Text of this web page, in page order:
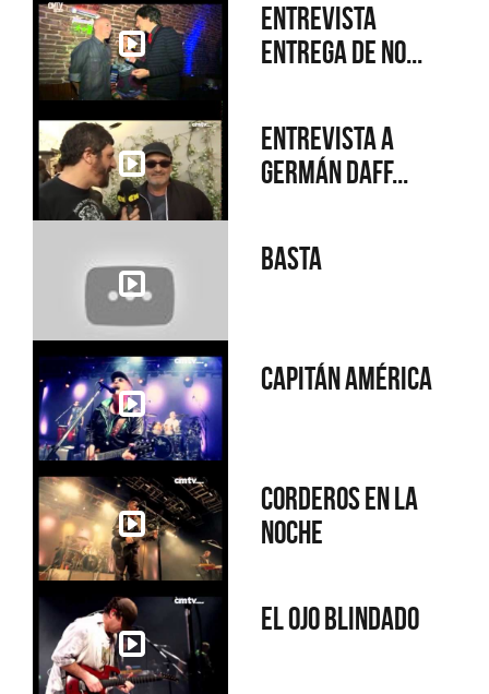
Entrevista
Entrega de no...
Entrevista a
Germán Daff...
Basta
Capitán América
Corderos en la
noche
El ojo blindado